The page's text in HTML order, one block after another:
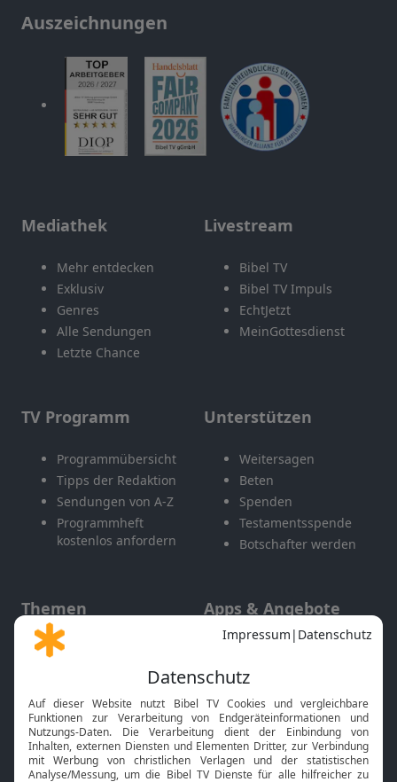
Auszeichnungen
Mediathek
Mehr entdecken
Exklusiv
Genres
Alle Sendungen
Letzte Chance
Livestream
Bibel TV
Bibel TV Impuls
EchtJetzt
MeinGottesdienst
TV Programm
Programmübersicht
Tipps der Redaktion
Sendungen von A-Z
Programmheft
kostenlos anfordern
Unterstützen
Weitersagen
Beten
Spenden
Testamentsspende
Botschafter werden
Themen
Gott und Bibel erklärt
Neuigkeiten
Apps & Angebote
Mobile App
Smart TV
HbbTV
Bibelthek Online-Bibel
Nächster Gottesdienst